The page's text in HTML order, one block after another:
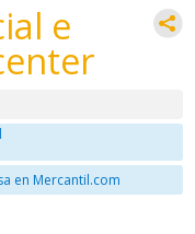
e
en Mercantil.com